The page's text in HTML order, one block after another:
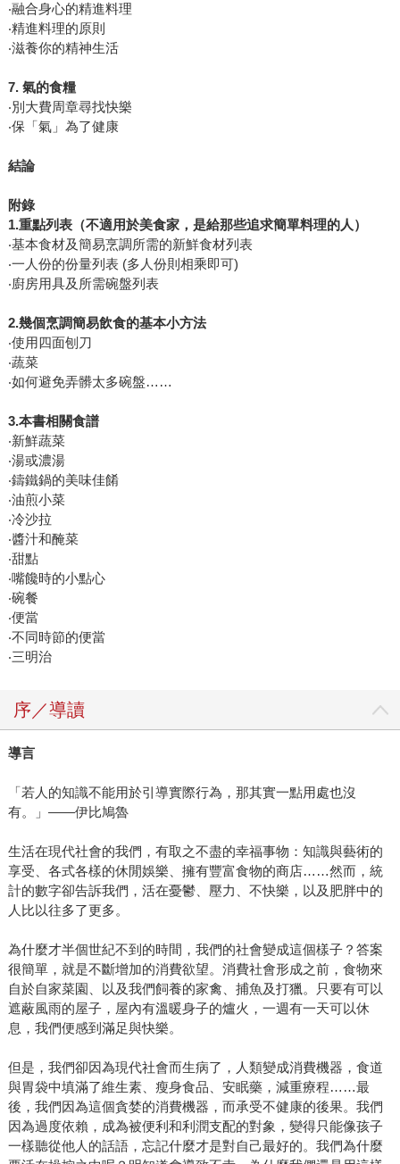
‧融合身心的精進料理
‧精進料理的原則
‧滋養你的精神生活
7. 氣的食糧
‧別大費周章尋找快樂
‧保「氣」為了健康
結論
附錄
1.重點列表（不適用於美食家，是給那些追求簡單料理的人）
‧基本食材及簡易烹調所需的新鮮食材列表
‧一人份的份量列表 (多人份則相乘即可)
‧廚房用具及所需碗盤列表
2.幾個烹調簡易飲食的基本小方法
‧使用四面刨刀
‧蔬菜
‧如何避免弄髒太多碗盤……
3.本書相關食譜
‧新鮮蔬菜
‧湯或濃湯
‧鑄鐵鍋的美味佳餚
‧油煎小菜
‧冷沙拉
‧醬汁和醃菜
‧甜點
‧嘴饞時的小點心
‧碗餐
‧便當
‧不同時節的便當
‧三明治
序／導讀
導言
「若人的知識不能用於引導實際行為，那其實一點用處也沒
有。」——伊比鳩魯
生活在現代社會的我們，有取之不盡的幸福事物：知識與藝術的
享受、各式各樣的休閒娛樂、擁有豐富食物的商店……然而，統
計的數字卻告訴我們，活在憂鬱、壓力、不快樂，以及肥胖中的
人比以往多了更多。
為什麼才半個世紀不到的時間，我們的社會變成這個樣子？答案
很簡單，就是不斷增加的消費欲望。消費社會形成之前，食物來
自於自家菜園、以及我們飼養的家禽、捕魚及打獵。只要有可以
遮蔽風雨的屋子，屋內有溫暖身子的爐火，一週有一天可以休
息，我們便感到滿足與快樂。
但是，我們卻因為現代社會而生病了，人類變成消費機器，食道
與胃袋中填滿了維生素、瘦身食品、安眠藥，減重療程……最
後，我們因為這個貪婪的消費機器，而承受不健康的後果。我們
因為過度依賴，成為被便利和利潤支配的對象，變得只能像孩子
一樣聽從他人的話語，忘記什麼才是對自己最好的。我們為什麼